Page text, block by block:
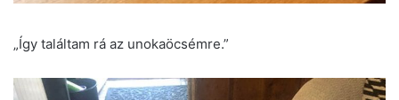
„Így találtam rá az unokaöcsémre.”